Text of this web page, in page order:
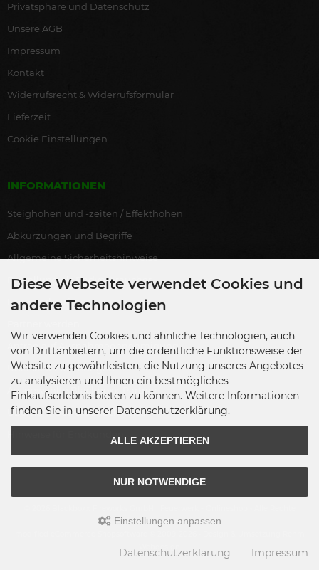
Privatsphäre und Datenschutz
Unsere AGB
Impressum
Kontakt
Widerrufsrecht & Widerrufsformular
Lieferzeit
Cookie Einstellungen
INFORMATIONEN
Steighöhen und -zeiten / Effekthöhen
Abkürzungen und Begriffe
Allgemeine Sicherheitshinweise
Bestellung als Endverbraucher
Lagerverkauf
Antrag auf Ausnahmegenehmigung
Übersicht Zulassungen
Ausgewählte Blackboxx-Partner
Übersicht Gewerbenachweise
vorbehalten
Webdesign
Diese Webseite verwendet Cookies und
andere Technologien
Wir verwenden Cookies und ähnliche Technologien, auch
von Drittanbietern, um die ordentliche Funktionsweise der
Website zu gewährleisten, die Nutzung unseres Angebotes
zu analysieren und Ihnen ein bestmögliches
Einkaufserlebnis bieten zu können. Weitere Informationen
finden Sie in unserer Datenschutzerklärung.
ALLE AKZEPTIEREN
NUR NOTWENDIGE
Einstellungen anpassen
Datenschutzerklärung Impressum